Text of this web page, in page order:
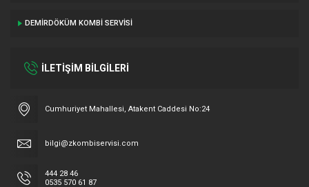
DEMIRDÖKÜM KOMBI SERVISI
İLETİŞİM BİLGİLERİ
Cumhuriyet Mahallesi, Atakent Caddesi No:24
bilgi@zkombiservisi.com
444 28 46
0535 570 61 87